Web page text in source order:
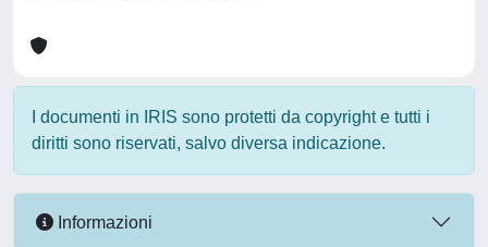
I documenti in IRIS sono protetti da copyright e tutti i
diritti sono riservati, salvo diversa indicazione.
Informazioni